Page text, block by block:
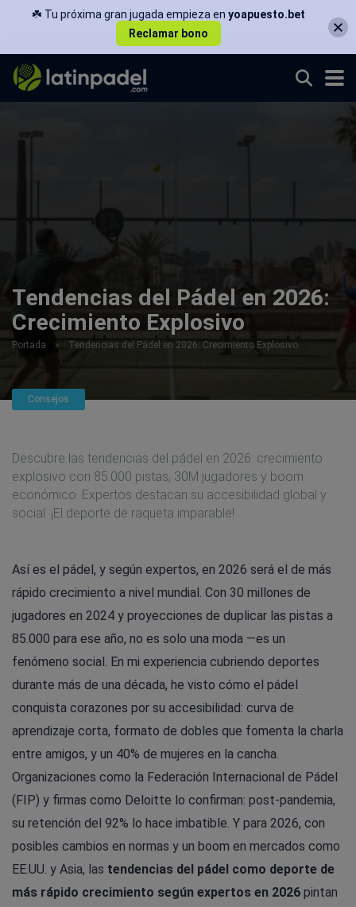
Tendencias del Pádel en 2026:
Crecimiento Explosivo
Portada » Tendencias del Pádel en 2026: Crecimiento Explosivo
Consejos
Descubre las tendencias del pádel en 2026: crecimiento
explosivo con 85.000 pistas, 30M jugadores y boom
económico. Expertos destacan su accesibilidad global y
social. ¡El deporte de raqueta imparable!
Así es el pádel, y según expertos, en 2026 será el de más
rápido crecimiento a nivel mundial. Con 30 millones de
jugadores en 2024 y proyecciones de duplicar las pistas a
85.000 para ese año, no es solo una moda —es un
fenómeno social. En mi experiencia cubriendo deportes
durante más de una década, he visto cómo el pádel
conquista corazones por su accesibilidad: curva de
aprendizaje corta, formato de dobles que fomenta la charla
entre amigos, y un 40% de mujeres en la cancha.
Organizaciones como la Federación Internacional de Pádel
(FIP) y firmas como Deloitte lo confirman: post-pandemia,
su retención del 92% lo hace imbatible. Y para 2026, con
posibles cambios en normas y un boom en mercados como
EE.UU. y Asia, las tendencias del pádel como deporte de
más rápido crecimiento según expertos en 2026 pintan
☘️ Tu próxima gran jugada empieza en yoapuesto.bet
Reclamar bono